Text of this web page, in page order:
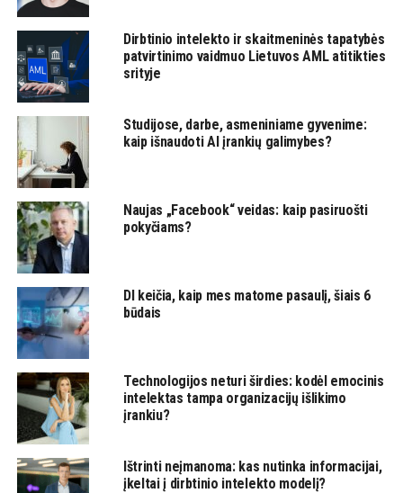
Dirbtinio intelekto ir skaitmeninės tapatybės
patvirtinimo vaidmuo Lietuvos AML atitikties
srityje
Studijose, darbe, asmeniniame gyvenime:
kaip išnaudoti AI įrankių galimybes?
Naujas „Facebook“ veidas: kaip pasiruošti
pokyčiams?
DI keičia, kaip mes matome pasaulį, šiais 6
būdais
Technologijos neturi širdies: kodėl emocinis
intelektas tampa organizacijų išlikimo
įrankiu?
Ištrinti neįmanoma: kas nutinka informacijai,
įkeltai į dirbtinio intelekto modelį?